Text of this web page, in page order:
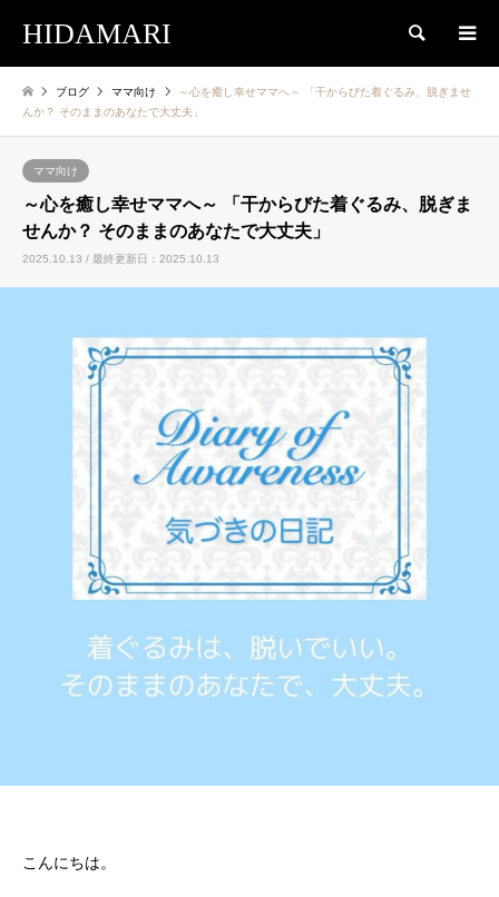
HIDAMARI 検索
ブログ ママ向け
～心を癒し幸せママへ～ 「干からびた着ぐるみ、脱ぎませ
んか？ そのままのあなたで大丈夫」
ママ向け
～心を癒し幸せママへ～ 「干からびた着ぐるみ、脱ぎま
せんか？ そのままのあなたで大丈夫」
2025.10.13 / 最終更新日：2025.10.13
こんにちは。